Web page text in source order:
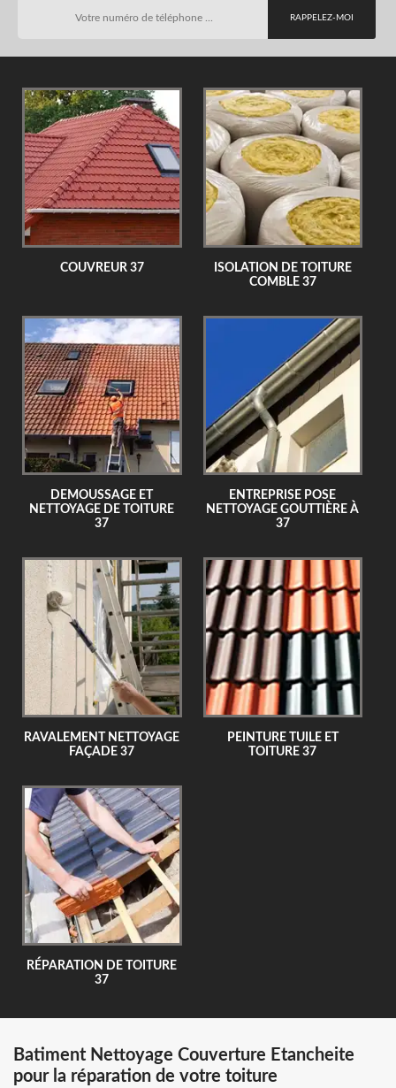
COUVREUR 37
ISOLATION DE TOITURE
COMBLE 37
DEMOUSSAGE ET
NETTOYAGE DE TOITURE
37
ENTREPRISE POSE
NETTOYAGE GOUTTIÈRE À
37
RAVALEMENT NETTOYAGE
FAÇADE 37
PEINTURE TUILE ET
TOITURE 37
RÉPARATION DE TOITURE
37
Batiment Nettoyage Couverture Etancheite
pour la réparation de votre toiture